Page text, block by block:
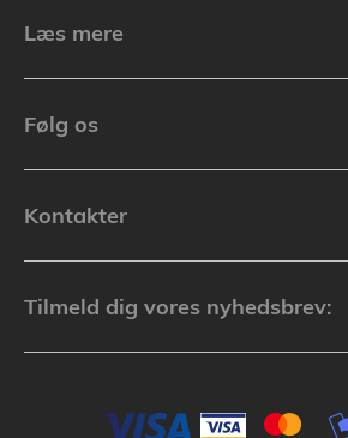
Læs mere
Følg os
Kontakter
Tilmeld dig vores nyhedsbrev: